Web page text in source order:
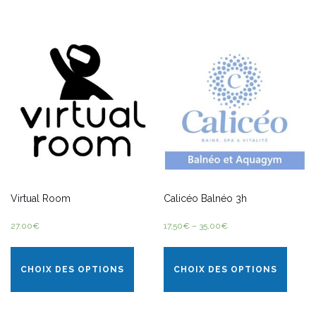
Virtual Room
27,00€
CHOIX DES OPTIONS
Calicéo Balnéo 3h
17,50€ – 35,00€
CHOIX DES OPTIONS